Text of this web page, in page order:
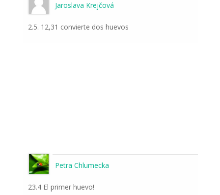
Jaroslava Krejčová
2.5. 12,31 convierte dos huevos
Petra Chlumecka
23.4 El primer huevo!